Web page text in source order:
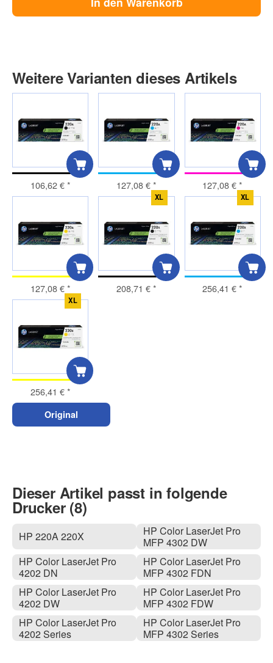
Weitere Varianten dieses Artikels
106,62 €* 127,08 €* 127,08 €*
127,08 €*
XL
208,71 €*
XL
256,41 €*
XL
256,41 €*
Original
Dieser Artikel passt in folgende
Drucker (8)
HP 220A 220X
HP Color LaserJet Pro
4202 DN
HP Color LaserJet Pro
4202 DW
HP Color LaserJet Pro
4202 Series
HP Color LaserJet Pro
MFP 4302 DW
HP Color LaserJet Pro
MFP 4302 FDN
HP Color LaserJet Pro
MFP 4302 FDW
HP Color LaserJet Pro
MFP 4302 Series